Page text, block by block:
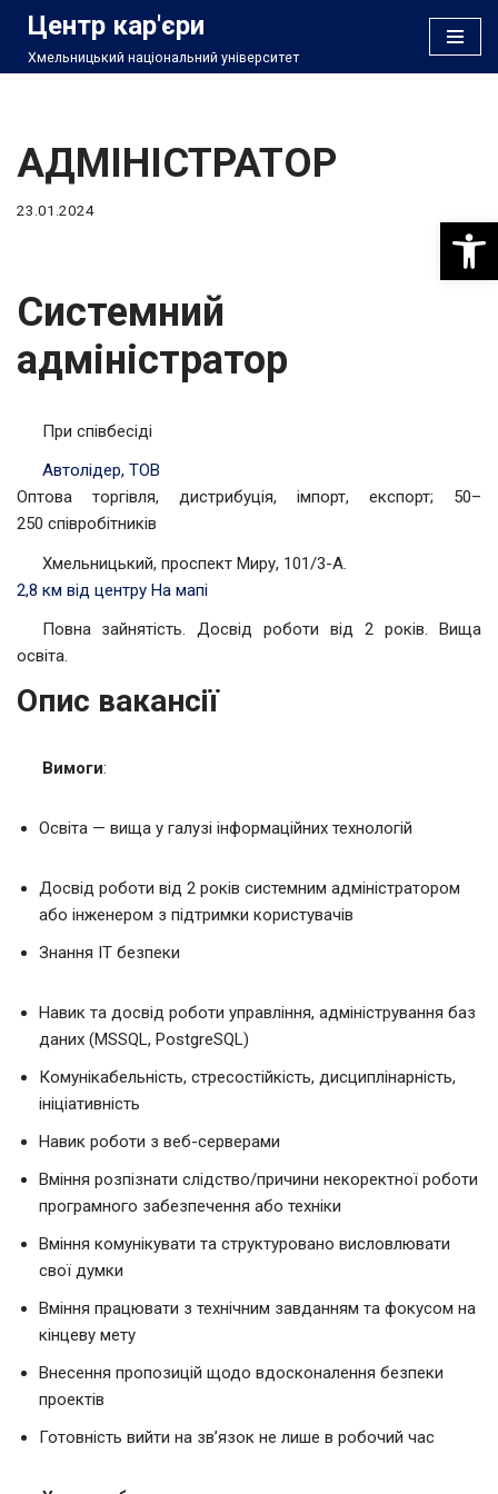
Перейти
Центр кар'єри
Хмельницький національний університет
АДМІНІСТРАТОР
23.01.2024
Системний
адміністратор
При співбесіді
Автолідер, ТОВ
Оптова торгівля, дистрибуція, імпорт, експорт; 50–
250 співробітників
Хмельницький, проспект Миру, 101/3-А.
2,8 км від центру На мапі
Повна зайнятість. Досвід роботи від 2 років. Вища
освіта.
Опис вакансії
Вимоги:
Освіта — вища у галузі інформаційних технологій
Досвід роботи від 2 років системним адміністратором
або інженером з підтримки користувачів
Знання ІТ безпеки
Навик та досвід роботи управління, адміністрування баз
даних (MSSQL, PostgreSQL)
Комунікабельність, стресостійкість, дисциплінарність,
ініціативність
Навик роботи з веб-серверами
Вміння розпізнати слідство/причини некоректної роботи
програмного забезпечення або техніки
Вміння комунікувати та структуровано висловлювати
свої думки
Вміння працювати з технічним завданням та фокусом на
кінцеву мету
Внесення пропозицій щодо вдосконалення безпеки
проектів
Готовність вийти на зв’язок не лише в робочий час